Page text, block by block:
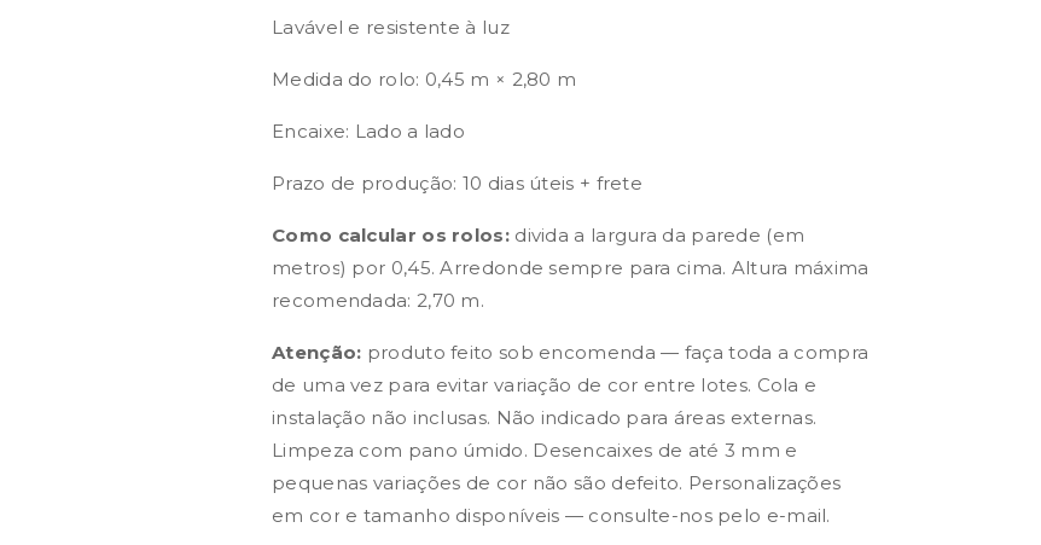
Lavável e resistente à luz
Medida do rolo: 0,45 m × 2,80 m
Encaixe: Lado a lado
Prazo de produção: 10 dias úteis + frete
Como calcular os rolos:divida a largura da parede (em
metros) por 0,45. Arredonde sempre para cima. Altura máxima
recomendada: 2,70 m.
Atenção: produto feito sob encomenda — faça toda a compra
de uma vez para evitar variação de cor entre lotes. Cola e
instalação não inclusas. Não indicado para áreas externas.
Limpeza com pano úmido. Desencaixes de até 3 mm e
pequenas variações de cor não são defeito. Personalizações
em cor e tamanho disponíveis — consulte-nos pelo e-mail.